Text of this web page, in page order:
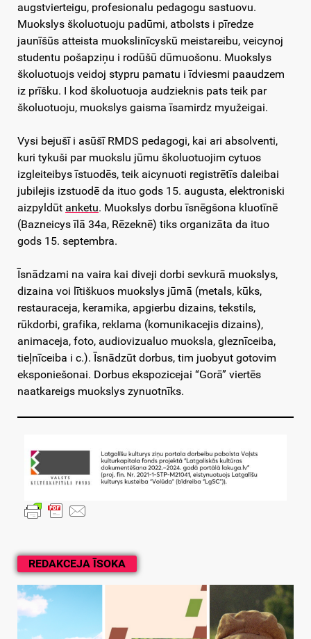
REDAKCEJA ĪSOKA
augstvierteigu, profesionalu pedagogu sastuovu.
Muokslys školuotuoju padūmi, atbolsts i pīredze
jaunīšūs atteista muokslinīcyskū meistareibu, veicynoj
studentu pošapziņu i rodūšū dūmuošonu. Muokslys
školuotuojs veidoj stypru pamatu i īdviesmi paaudzem
iz prīšku. I kod školuotuoja audzieknis pats teik par
školuotuoju, muokslys gaisma īsamirdz myužeigai.
Vysi bejušī i asūšī RMDS pedagogi, kai ari absolventi,
kuri tykuši par muokslu jūmu školuotuojim cytuos
izgleiteibys īstuodēs, teik aicynuoti registrētīs daleibai
jubilejis izstuodē da ituo gods 15. augusta, elektroniski
aizpyldūt anketu. Muokslys dorbu īsnēgšona kluotīnē
(Bazneicys īlā 34a, Rēzeknē) tiks organizāta da ituo
gods 15. septembra.
Īsnādzami na vaira kai diveji dorbi sevkurā muokslys,
dizaina voi lītiškuos muokslys jūmā (metals, kūks,
restauraceja, keramika, apgierbu dizains, tekstils,
rūkdorbi, grafika, reklama (komunikacejis dizains),
animaceja, foto, audiovizualuo muoksla, gleznīceiba,
tieļnīceiba i c.). Īsnādzūt dorbus, tim juobyut gotovim
eksponiešonai. Dorbus ekspozicejai “Gorā” viertēs
naatkareigs muokslys zynuotnīks.